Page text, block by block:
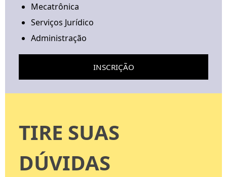
Mecatrônica
Serviços Jurídico
Administração
INSCRIÇÃO
TIRE SUAS
DÚVIDAS